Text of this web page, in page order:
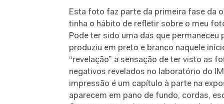
Esta foto faz parte da primeira fase da
tinha o hábito de refletir sobre o meu
Pode ter sido uma das que
produziu em preto e branco naquele
“revelação” a sensação de ter visto as
negativos revelados no laboratório do
impressão é um capítulo à parte na
aparecem em pano de fundo, cordas,